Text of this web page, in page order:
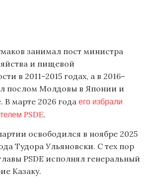
занимал пост министра
и пищевой
в 2011–2015 годах, а в 2016–
послом Молдовы в Японии и
марте 2026 года его избрали
PSDE.
освободился в ноябре 2025
Тудора Ульяновски. С тех пор
PSDE исполнял генеральный
Казаку.